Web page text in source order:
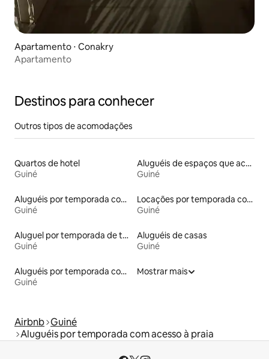
Apartamento ⋅ Conakry
Apartamento
Destinos para conhecer
Outros tipos de acomodações
Quartos de hotel
Guiné
Aluguéis de espaços que aceitam animais de estimação
Guiné
Aluguéis por temporada com acesso ao lago
Guiné
Locações por temporada com piscina
Guiné
Aluguel por temporada de townhouses
Guiné
Aluguéis de casas
Guiné
Aluguéis por temporada com banheira de hidromassagem
Guiné
Mostrar mais
Airbnb Guiné
Aluguéis por temporada com acesso à praia